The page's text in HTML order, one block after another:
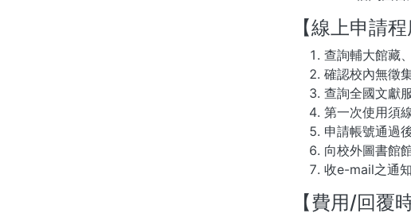
【線上申請程
查詢輔大館藏
確認校內無徵
查詢全國文獻
第一次使用須
申請帳號通過
向校外圖書館
收e-mail之通
【費用/回覆